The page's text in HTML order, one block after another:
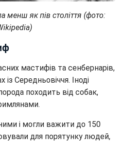
менш як пів століття (фото:
мастифів та сенбернарів,
із Середньовіччя. Іноді
походить від собак,
і могли важити до 150
для порятунку людей,